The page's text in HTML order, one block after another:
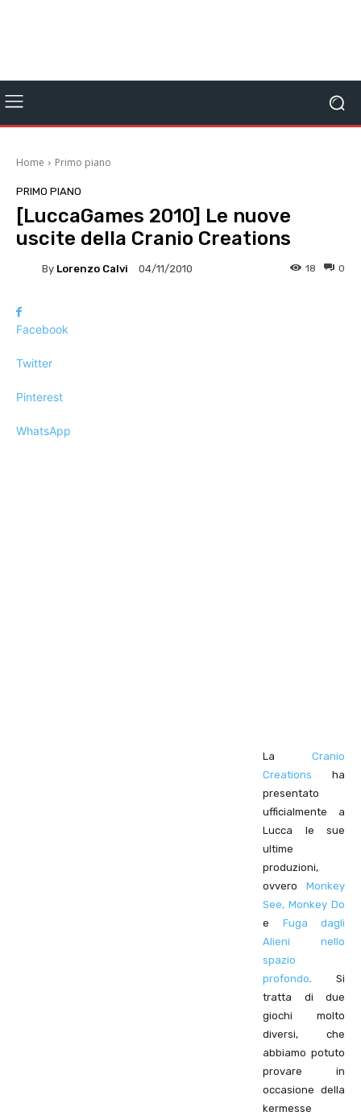
Home Primo piano
PRIMO PIANO
[LuccaGames 2010] Le nuove
uscite della Cranio Creations
By Lorenzo Calvi 04/11/2010 0
18
Facebook
Twitter
Pinterest
WhatsApp
La Cranio
Creations ha
presentato
ufficialmente a
Lucca le sue
ultime
produzioni,
ovvero
Monkey
See, Monkey Do
e Fuga dagli
Alieni nello
spazio
profondo. Si
tratta di due
giochi molto
diversi, che
abbiamo potuto
provare in
occasione della
kermesse